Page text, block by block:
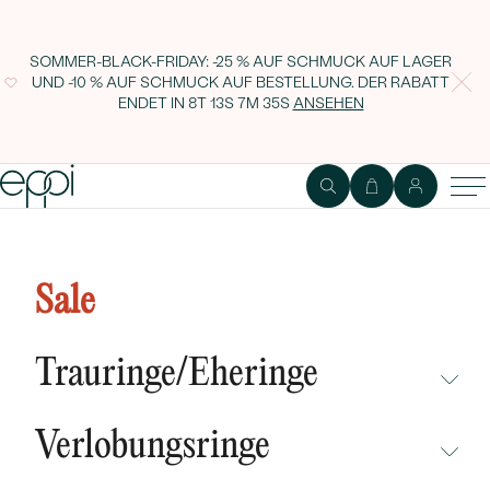
SOMMER-BLACK-FRIDAY: -25 % AUF SCHMUCK AUF LAGER
UND -10 % AUF SCHMUCK AUF BESTELLUNG. DER RABATT
ENDET IN 8T 13S 7M 34S ANSEHEN
Sale
Trauringe/Eheringe
NEUHEITEN
Verlobungsringe
zertifiziertem Pear-Diamanten
Amor